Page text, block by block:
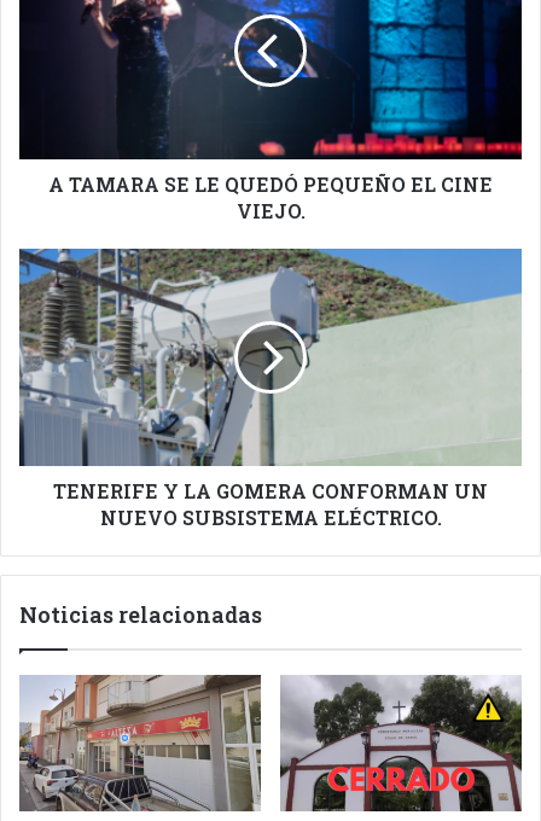
VIEJO.
A TAMARA SE LE QUEDÓ PEQUEÑO EL CINE
VIEJO.
TENERIFE
Y
LA
GOMERA
CONFORMAN
UN
NUEVO
SUBSISTEMA
ELÉCTRICO.
TENERIFE Y LA GOMERA CONFORMAN UN
NUEVO SUBSISTEMA ELÉCTRICO.
Noticias relacionadas